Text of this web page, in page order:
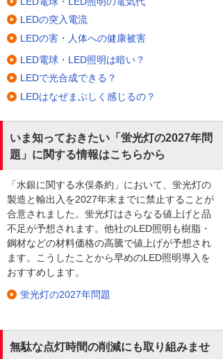
LEDの突入電流
LEDの害・人体への健康被害
LED電球・LED照明は暗い？
LEDで光合成できる？
LEDはなぜまぶしく感じるの？
いま知っておきたい「蛍光灯の2027年問
題」に関する情報はこちらから
「水銀に関する水俣条約」において、蛍光灯の
製造と輸出入を2027年末までに禁止することが
合意されました。蛍光灯はさらなる値上げと品
不足が予想されます。他社のLED照明も樹脂・
鋼材などの材料価格の高騰で値上げが予想され
ます。こうしたことから早めのLED照明導入を
おすすめします。
蛍光灯の2027年問題
無駄な点灯時間の削減にも取り組みませ